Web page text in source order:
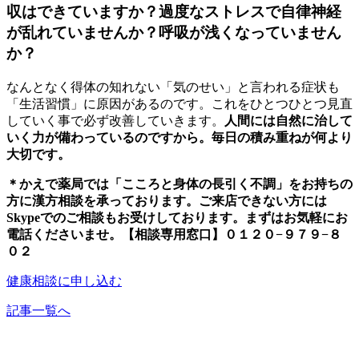
収はできていますか？過度なストレスで自律神経
が乱れていませんか？呼吸が浅くなっていません
か？
なんとなく得体の知れない「気のせい」と言われる症状も
「生活習慣」に原因があるのです。これをひとつひとつ見直
していく事で必ず改善していきます。
人間には自然に治して
いく力が備わっているのですから。毎日の積み重ねが何より
大切です。
＊かえで薬局では「こころと身体の長引く不調」をお持ちの
方に漢方相談を承っております。ご来店できない方には
Skypeでのご相談もお受けしております。まずはお気軽にお
電話くださいませ。【相談専用窓口】０１２０−９７９−８
０２
健康相談に申し込む
記事一覧へ